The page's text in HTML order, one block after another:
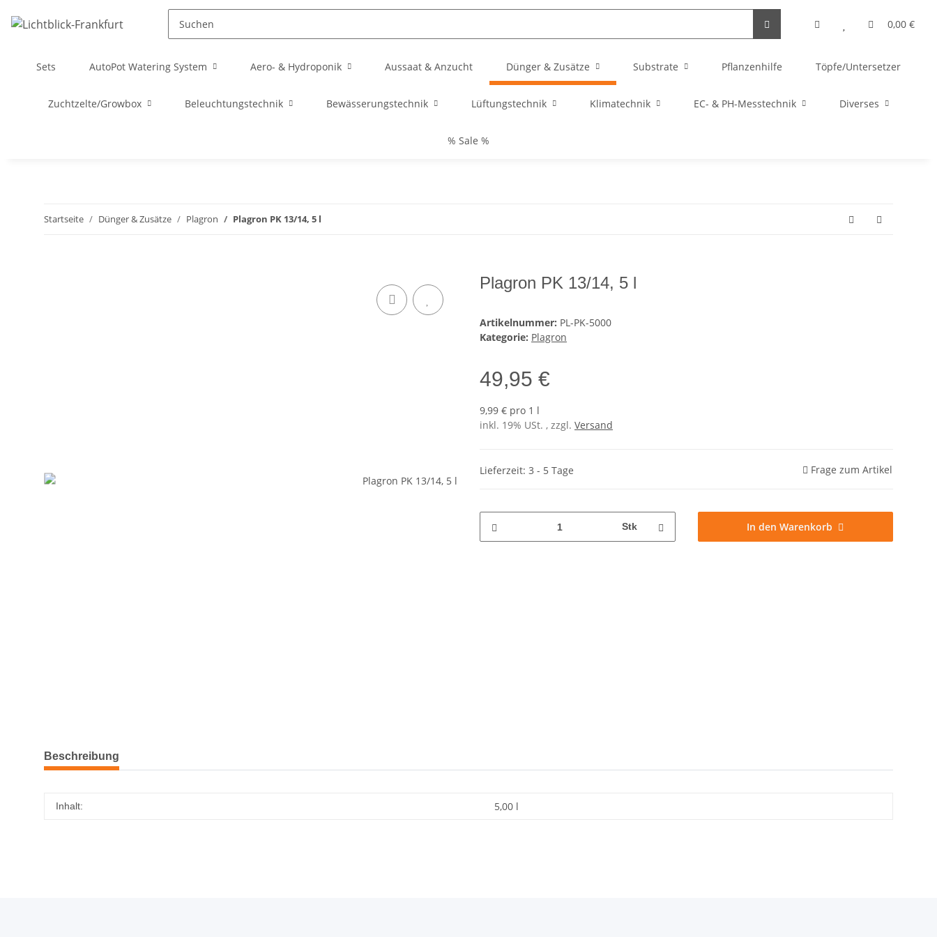
0,00 €
Sets AutoPot Watering System Aero- & Hydroponik Aussaat & Anzucht Dünger & Zusätze Substrate Pflanzenhilfe Töpfe/Untersetzer
Zuchtzelte/Growbox Beleuchtungstechnik Bewässerungstechnik Lüftungstechnik Klimatechnik EC- & PH-Messtechnik Diverses
% Sale %
Startseite Dünger & Zusätze Plagron Plagron PK 13/14, 5 l
Plagron PK 13/14, 5 l
Artikelnummer: PL-PK-5000
Kategorie: Plagron
49,95 €
9,99 € pro 1 l
inkl. 19% USt. , zzgl. Versand
Lieferzeit: 3 - 5 Tage Frage zum Artikel
Stk In den Warenkorb
Beschreibung
Inhalt: 5,00 l